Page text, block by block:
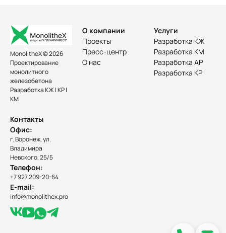
MonolitheX © 2026
Проектирование
монолитного
железобетона
Разработка КЖ | КР |
КМ
О компании
Проекты
Пресс-центр
О нас
Услуги
Разработка КЖ
Разработка КМ
Разработка АР
Разработка КР
Контакты
Офис:
г. Воронеж, ул.
Владимира
Невского, 25/5
Телефон:
+7 927 209-20-64
E-mail:
info@monolithex.pro